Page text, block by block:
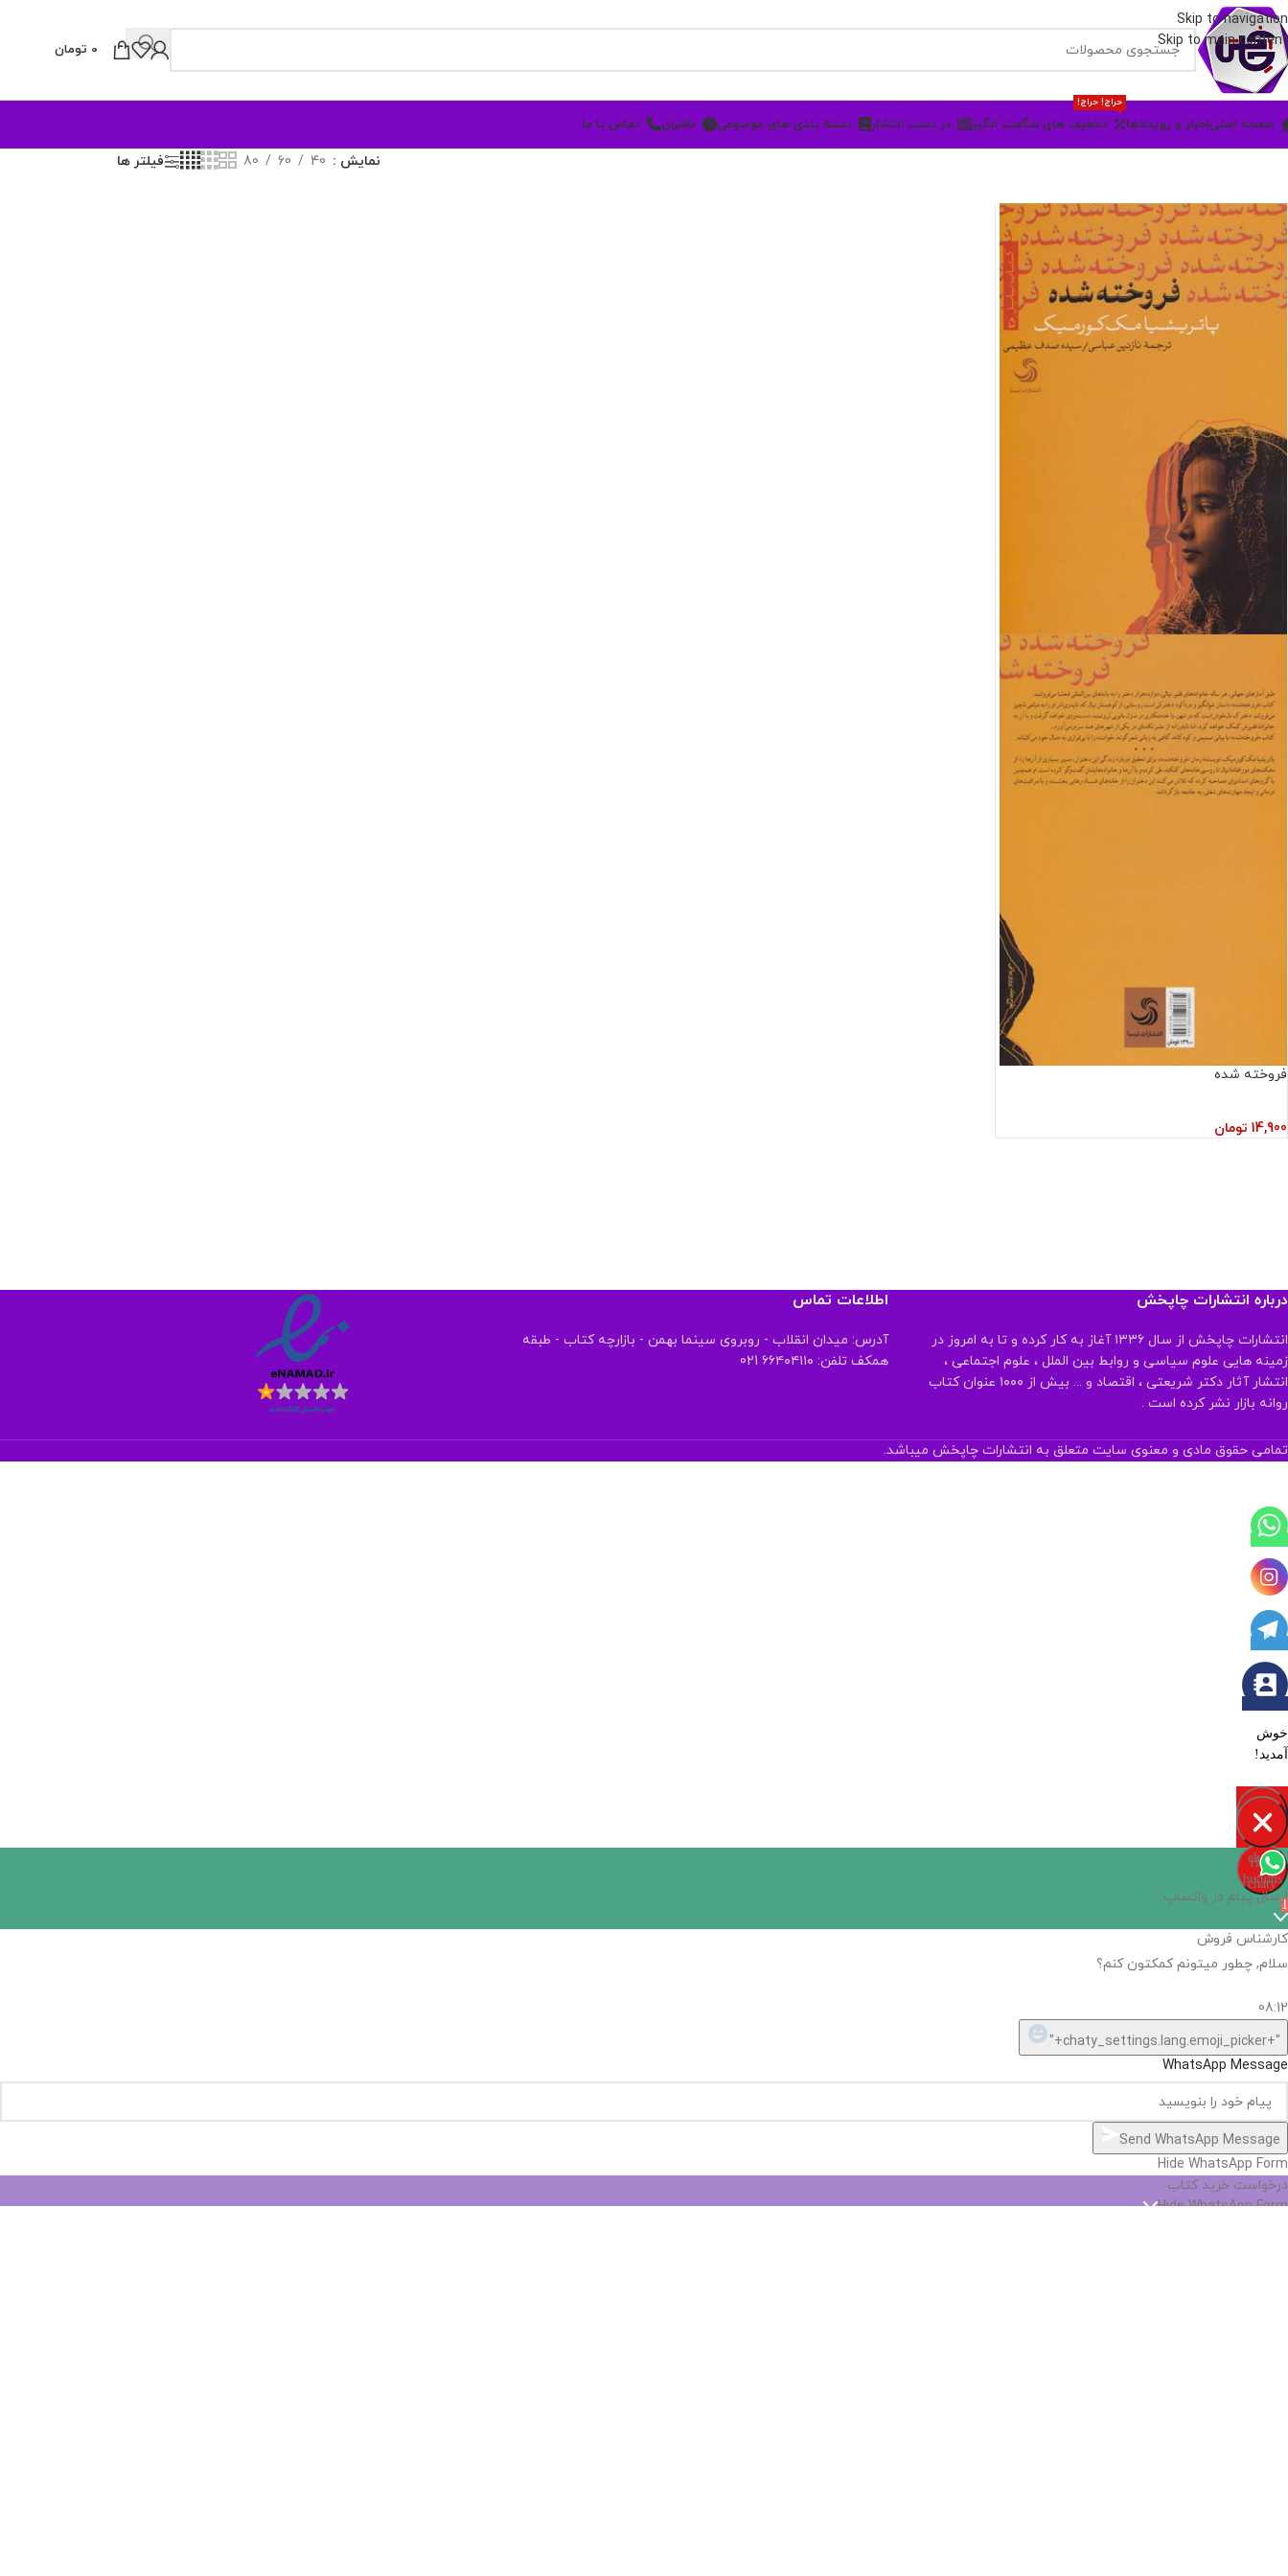
Skip to navigation
Skip to main content
0 تومان
صفحه اصلیاخبار و رویدادها تخفیف های شگفت انگیز
حراج! حراج!
در دست انتشار دسته بندی های موضوعی ناشران تماس با ما
نمایش 40
60
80 فیلتر ها
فروخته شده
14,900 تومان
درباره انتشارات چاپخش
انتشارات چاپخش از سال ۱۳۳۶ آغاز به کار کرده و تا به امروز در
زمینه هایی علوم سیاسی و روابط بین الملل ، علوم اجتماعی ،
انتشار آثار دکتر شریعتی ، اقتصاد و ... بیش از ۱۰۰۰ عنوان کتاب
روانه بازار نشر کرده است .
اطلاعات تماس
آدرس: میدان انقلاب - روبروی سینما بهمن - بازارچه کتاب - طبقه
همکف تلفن: ۶۶۴۰۴۱۱۰ 021
تمامی حقوق مادی و معنوی سایت متعلق به انتشارات چاپخش میباشد.
خوش
آمدید!
Open
chaty
chaty
buttons
1
Hide
chaty
ارسال پیام در واتساپ
کارشناس فروش
سلام, چطور میتونم کمکتون کنم؟
08:12
"+chaty_settings.lang.emoji_picker+"
WhatsApp Message
Send WhatsApp Message
Hide WhatsApp Form
درخواست خرید کتاب
Hide WhatsApp Form